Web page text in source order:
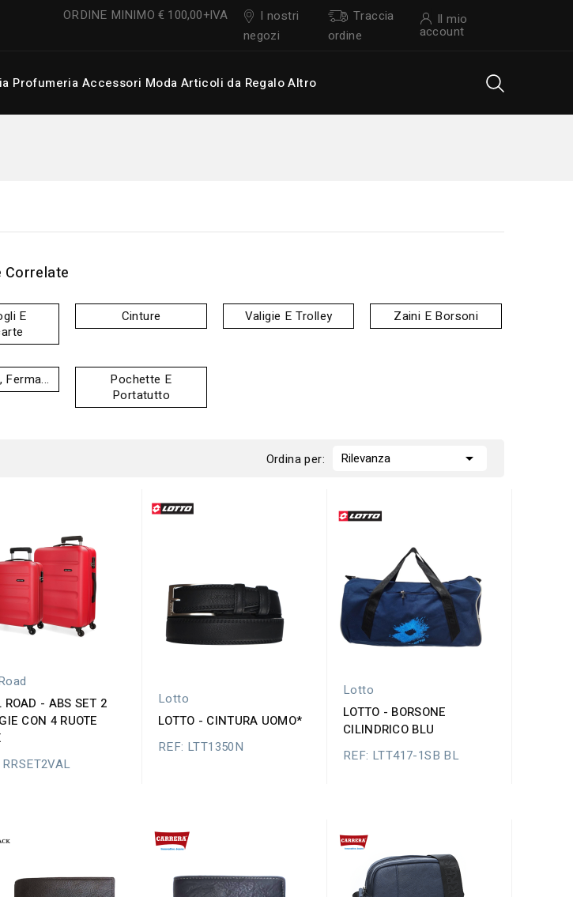
MINIMO € 100,00+IVA
I nostri
negozi
Traccia
ordine
Il mio
account
Profumeria Accessori Moda Articoli da Regalo Altro
Correlate
E
Cinture Valigie E Trolley Zaini E Borsoni
Ferma...
Pochette E
Portatutto
Ordina per: Rilevanza 
ROAD - ABS SET 2
CON 4 RUOTE
Lotto
LOTTO - CINTURA UOMO*
REF: LTT1350N
Lotto
LOTTO - BORSONE
CILINDRICO BLU
REF: LTT417-1SB BL